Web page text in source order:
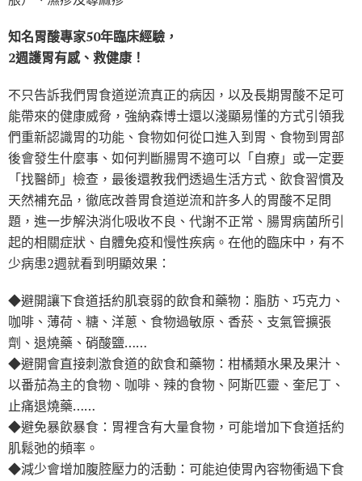
知名胃酸專家50年臨床經驗，
2週護胃有感、救健康！
不只告訴我們胃食道逆流真正的病因，以及長期胃酸不足可
能帶來的健康威脅，強納森博士還以淺顯易懂的方式引領我
們重新認識胃的功能、食物如何從口進入到胃、食物到胃部
後會發生什麼事、如何判斷腸胃不適可以「自療」或一定要
「找醫師」檢查，最後還教我們透過生活方式、飲食習慣及
天然補充品，徹底改善胃食道逆流和許多人的胃酸不足問
題，進一步解決消化吸收不良、代謝不正常、腸胃病菌所引
起的相關症狀、自體免疫和慢性疾病。在他的臨床中，有不
少病患2週就看到明顯效果：
◆避開讓下食道括約肌衰弱的飲食和藥物：脂肪、巧克力、
咖啡、薄荷、糖、洋蔥、食物過敏原、香菸、支氣管擴張
劑、退燒藥、硝酸鹽……
◆避開會直接刺激食道的飲食和藥物：柑橘類水果及果汁、
以番茄為主的食物、咖啡、辣的食物、阿斯匹靈、奎尼丁、
止痛退燒藥……
◆避免暴飲暴食：胃裡含有大量食物，可能增加下食道括約
肌鬆弛的頻率。
◆減少會增加腹腔壓力的活動：可能迫使胃內容物衝過下食